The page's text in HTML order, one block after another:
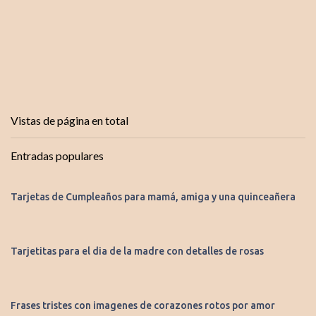
Vistas de página en total
Entradas populares
Tarjetas de Cumpleaños para mamá, amiga y una quinceañera
Tarjetitas para el dia de la madre con detalles de rosas
Frases tristes con imagenes de corazones rotos por amor